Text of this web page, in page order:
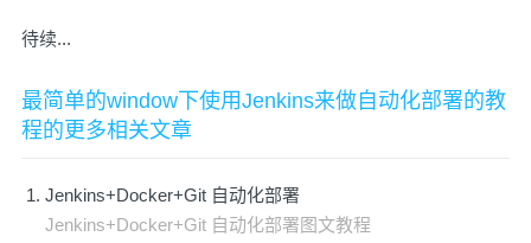
待续...
最简单的window下使用Jenkins来做自动化部署的教
程的更多相关文章
Jenkins+Docker+Git 自动化部署
Jenkins+Docker+Git 自动化部署图文教程